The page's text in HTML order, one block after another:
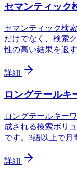
セマンティック
セマンティック検
だけでなく、検索
性の高い結果を返
詳細
ロングテールキ
ロングテールキー
成される検索ボリ
です。3語以上で月
詳細